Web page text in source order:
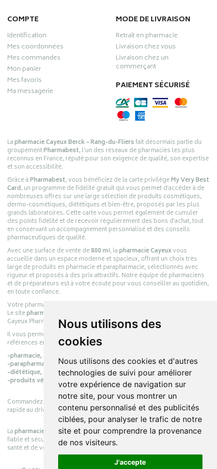
Nous utilisons des
cookies
Nous utilisons des cookies et d'autres
technologies de suivi pour améliorer
votre expérience de navigation sur
notre site, pour vous montrer un
contenu personnalisé et des publicités
ciblées, pour analyser le trafic de notre
site et pour comprendre la provenance
de nos visiteurs.
J'accepte
COMPTE
Identification
Mes coordonnées
Mes commandes
Mon panier
Mes favoris
Ma messagerie
MODE DE LIVRAISON
Retrait en pharmacie
Livraison chez vous
Livraison chez un
commerçant
PAIEMENT SÉCURISÉ
Lapharmacie Cayeux Berck – Rang-du-Fliersfait désormais partie du
groupementPharmabest, l’un des réseaux de pharmacies les plus
reconnus en France, réputé pour son exigence de qualité, son expertise
et son accessibilité.
Grâce àPharmabest, vous bénéficiez de la carte privilègeMy Very Best
Card, un programme de fidélité gratuit qui vous permet d’accéder à de
nombreuses offres sur une large sélection de produits cosmétiques,
dermo-cosmétiques, diététiques et bien-être, proposés par les plus
grands laboratoires. Cette carte vous permet également de cumuler
des points fidélité et de recevoir régulièrement des bons d’achat, tout
en conservant un accompagnement personnalisé et des conseils
pharmaceutiques de qualité.
Avec une surface de vente de800 m², lapharmacie Cayeuxvous
accueille dans un espace moderne et spacieux, offrant un choix très
large de produits en pharmacie et parapharmacie, sélectionnés avec
rigueur et proposés à des prix attractifs. Notre équipe de pharmaciens
et de préparateurs est à votre écoute pour vous conseiller au quotidien,
en toute confiance.
Votre pharmacie en ligne :
Le sitepharmacie-cayeux.fr
Cayeux Pharmabest Berck-sur-Mer – Rang-du-Fliers.
Il vous permet de réaliser vos achats en ligne parmi des milliers de
références en :
-pharmacie,
-parapharmacie,
-diététique,
-produits vétérinaires.
Commandez simplement vos produits en ligne et choisissez le retrait
rapide au drive ou la livraison à domicile, en toute simplicité.
Lapharmacie Cayeuxs’engage à vous offrir une expérience pratique,
fiable et sécurisée, en officine comme en ligne, au service de votre
santé et de votre bien-être.